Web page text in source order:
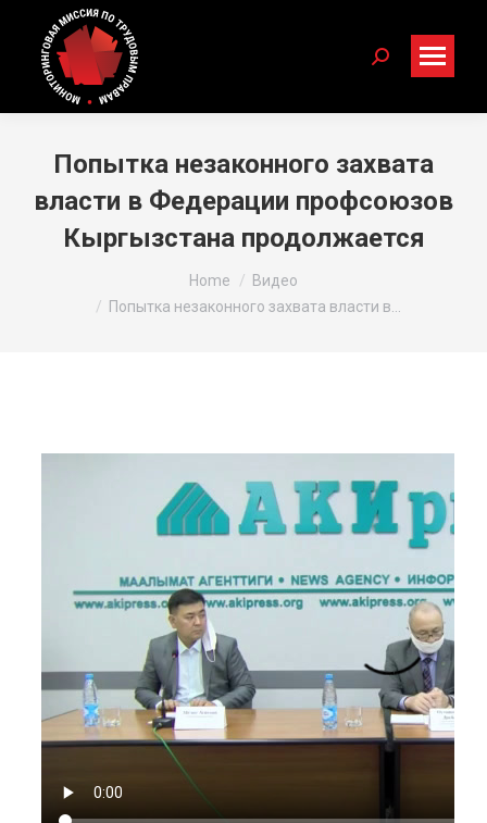
Search:
Попытка незаконного захвата
власти в Федерации профсоюзов
Кыргызстана продолжается
Home
Видео
Попытка незаконного захвата власти в…